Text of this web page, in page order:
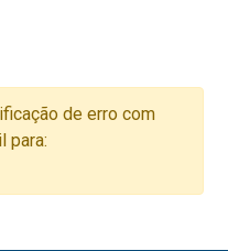
de erro com
para: